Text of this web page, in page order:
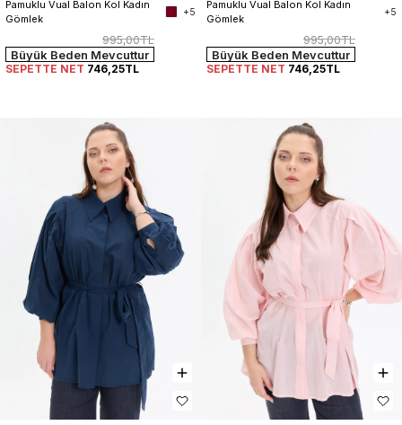
Pamuklu Vual Balon Kol Kadın
Gömlek
+5
995,00TL
Büyük Beden Mevcuttur
SEPETTE NET 746,25TL
Pamuklu Vual Balon Kol Kadın
Gömlek
+5
995,00TL
Büyük Beden Mevcuttur
SEPETTE NET 746,25TL